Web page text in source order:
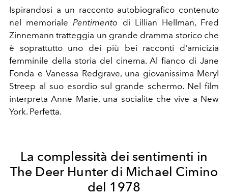
Ispirandosi a un racconto autobiografico contenuto
nel memoriale Pentimento di Lillian Hellman, Fred
Zinnemann tratteggia un grande dramma storico che
è soprattutto uno dei più bei racconti d'amicizia
femminile della storia del cinema. Al fianco di Jane
Fonda e Vanessa Redgrave, una giovanissima Meryl
Streep al suo esordio sul grande schermo. Nel film
interpreta Anne Marie, una socialite che vive a New
York. Perfetta.
La complessità dei sentimenti in
The Deer Hunter di Michael Cimino
del 1978